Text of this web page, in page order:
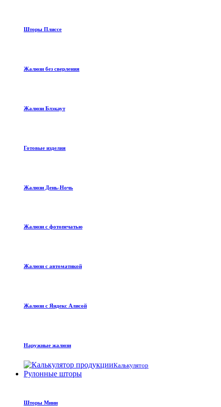
Шторы Плиссе
Жалюзи без сверления
Жалюзи Блэкаут
Готовые изделия
Жалюзи День-Ночь
Жалюзи с фотопечатью
Жалюзи с автоматикой
Жалюзи с Яндекс Алисой
Наружные жалюзи
Калькулятор
Рулонные шторы
Шторы Мини